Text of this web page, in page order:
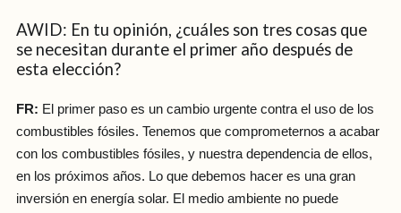
AWID: En tu opinión, ¿cuáles son tres cosas que
se necesitan durante el primer año después de
esta elección?
FR: El primer paso es un cambio urgente contra el uso de los
combustibles fósiles. Tenemos que comprometernos a acabar
con los combustibles fósiles, y nuestra dependencia de ellos,
en los próximos años. Lo que debemos hacer es una gran
inversión en energía solar. El medio ambiente no puede